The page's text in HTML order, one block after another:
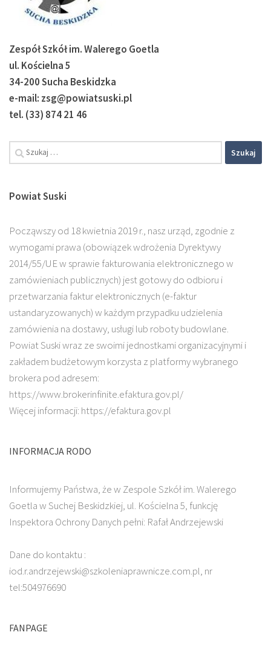
Zespół Szkół im. Walerego Goetla
ul. Kościelna 5
34-200 Sucha Beskidzka
e-mail: zsg@powiatsuski.pl
tel. (33) 874 21 46
Szukaj:
Powiat Suski
Począwszy od 18 kwietnia 2019 r., nasz urząd, zgodnie z
wymogami prawa (obowiązek wdrożenia Dyrektywy
2014/55/UE w sprawie fakturowania elektronicznego w
zamówieniach publicznych) jest gotowy do odbioru i
przetwarzania faktur elektronicznych (e-faktur
ustandaryzowanych) w każdym przypadku udzielenia
zamówienia na dostawy, usługi lub roboty budowlane.
Powiat Suski wraz ze swoimi jednostkami organizacyjnymi i
zakładem budżetowym korzysta z platformy wybranego
brokera pod adresem:
https://www.brokerinfinite.efaktura.gov.pl/
Więcej informacji: https://efaktura.gov.pl
INFORMACJA RODO
Informujemy Państwa, że w Zespole Szkół im. Walerego
Goetla w Suchej Beskidzkiej, ul. Kościelna 5, funkcję
Inspektora Ochrony Danych pełni: Rafał Andrzejewski
Dane do kontaktu :
iod.r.andrzejewski@szkoleniaprawnicze.com.pl, nr
tel:504976690
FANPAGE